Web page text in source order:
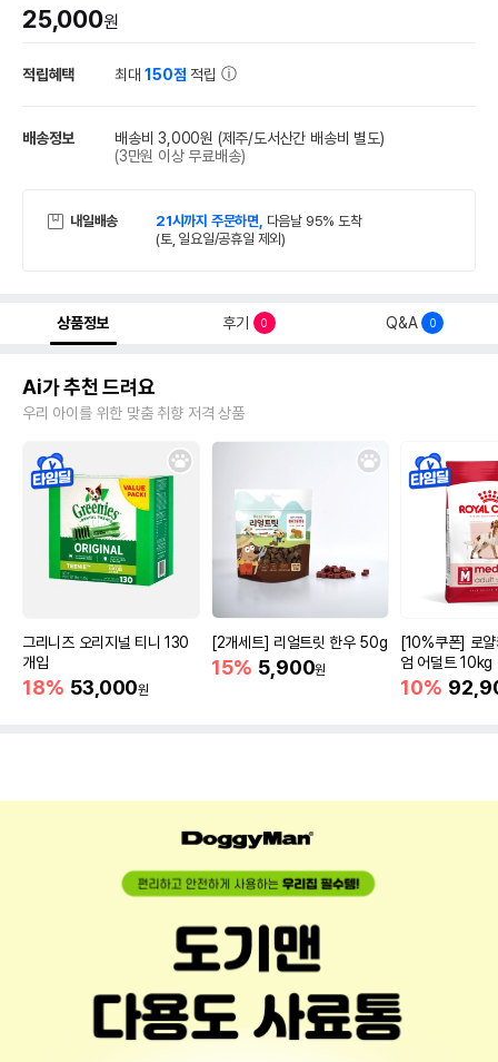
25,000원
적립혜택 최대150점 적립
배송정보 배송비 3,000원 (제주/도서산간 배송비 별도)
(3만원 이상 무료배송)
내일배송 21시까지 주문하면, 다음날 95% 도착
(토, 일요일/공휴일 제외)
상품정보 후기 0 Q&A 0
Ai가 추천 드려요
우리 아이를 위한 맞춤 취향 저격 상품
그리니즈 오리지널 티니 130
개입
18% 53,000원
[2개세트] 리얼트릿 한우 50g
15% 5,900원
[10%쿠폰] 로
엄 어덜트 10kg
증진
10%